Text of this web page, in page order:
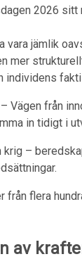
2026
jämlik
mer
individens
Vägen från
in tidigt i
–
från flera
av